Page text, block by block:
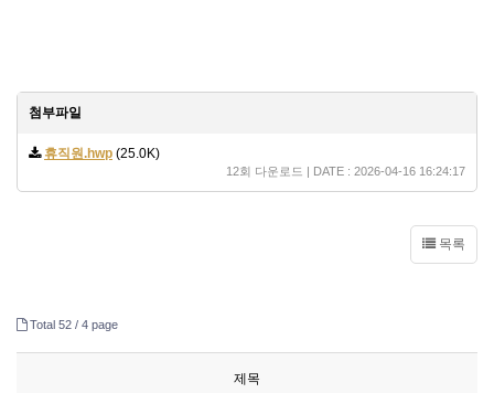
첨부파일
휴직원.hwp (25.0K)
12회 다운로드 | DATE : 2026-04-16 16:24:17
목록
Total 52 / 4 page
제목